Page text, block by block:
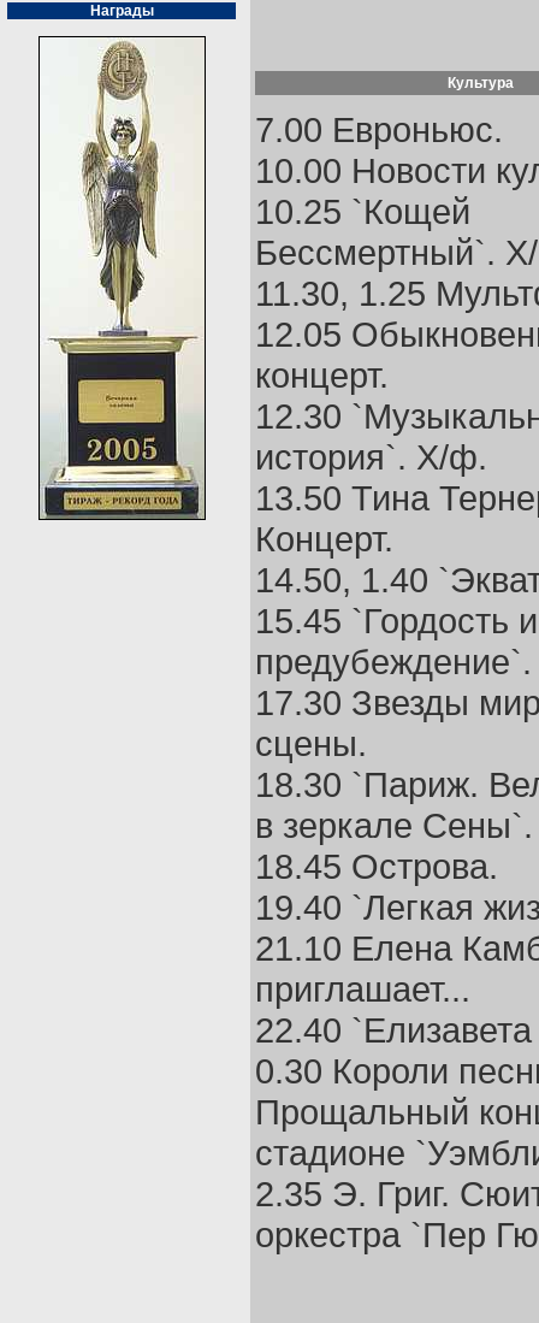
Награды
Культура
7.00 Евроньюс.
10.00 Новости
10.25 `Кощей
Бессмертный`.
11.30, 1.25
12.05
концерт.
12.30
история`. Х/ф.
13.50 Тина
Концерт.
14.50, 1.40
15.45 `Гордость и
предубеждение`.
17.30 Звезды
сцены.
18.30 `Париж.
в зеркале
18.45 Острова.
19.40 `Легкая
21.10 Елена
приглашает...
22.40
0.30 Короли
Прощальный
стадионе
2.35 Э. Григ.
оркестра `Пер